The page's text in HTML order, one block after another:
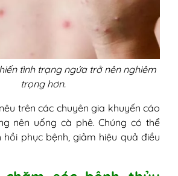
tình trạng ngứa trở nên nghiêm
trọng hơn.
trên các chuyên gia khuyến cáo
nên uống cà phê. Chúng có thể
phục bệnh, giảm hiệu quả điều